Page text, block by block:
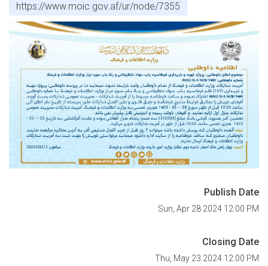
https://www.moic.gov.af/ur/node/7355
Publish Date
Sun, Apr 28 2024 12:00 PM
Closing Date
Thu, May 23 2024 12:00 PM